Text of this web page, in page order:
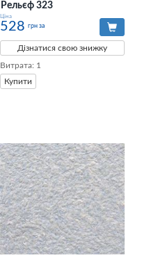
Рельєф 323
Ціна
528 грн за
Дізнатися свою знижку
Витрата: 1
Купити